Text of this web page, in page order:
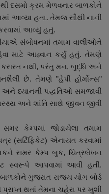
દસમો ક્રમ મેળવનાર બાળકોને
આવ્યા હતા. તેમજ સૌથી નાની
આવ્યું હતું.
સંબોધનમાં તમામ વાલીઓને
માટે આહ્વાન કર્યું હતું. તેમણે
કસરત નથી, પરંતુ મન, બુદ્ધિ અને
છે. તેમણે "હેપી હોર્મોન્સ"
અને ધ્યાનની પદ્ધતિઓ સમજાવી
અને શાંતિ સાથે જીવન જીવી
સમર કેમ્પમાં જોડાયેલા તમામ
(સર્ટિફિકેટ) એનાયત કરવામાં
સમર કેમ્પ બુક, ચિત્રલેખન
સ્વરૂપે આપવામાં આવી હતી.
ગુજરાત રાજ્ય યોગ બોર્ડ
થતાં તેમના ચહેરા પર ખુશી